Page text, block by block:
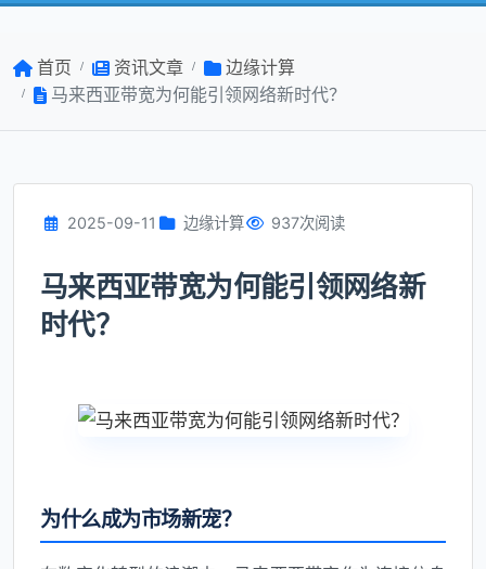
首页 资讯文章
边缘计算
马来西亚带宽为何能引领网络新时代？
2025-09-11 边缘计算 937次阅读
马来西亚带宽为何能引领网络新
时代？
为什么成为市场新宠？